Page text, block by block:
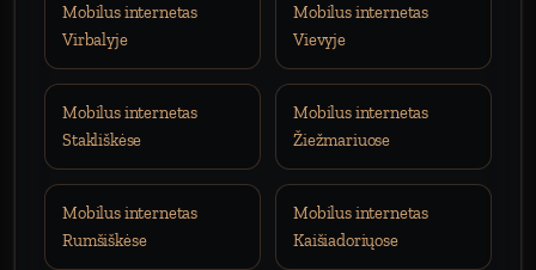
Mobilus internetas
Virbalyje
Mobilus internetas
Vievyje
Mobilus internetas
Stakliškėse
Mobilus internetas
Žiežmariuose
Mobilus internetas
Rumšiškėse
Mobilus internetas
Kaišiadoriųose